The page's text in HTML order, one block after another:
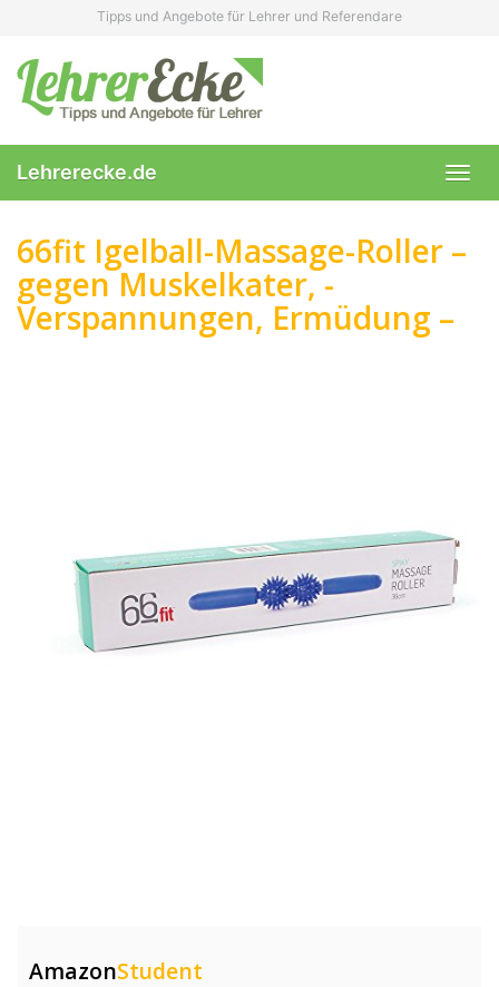
content
Tipps und Angebote für Lehrer und Referendare
Lehrerecke.de
66fit Igelball-Massage-Roller –
gegen Muskelkater, -
Verspannungen, Ermüdung –
AmazonStudent